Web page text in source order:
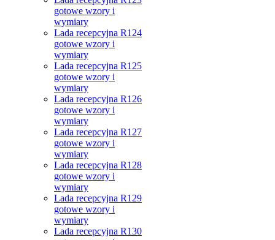
gotowe wzory i
wymiary
Lada recepcyjna R124
gotowe wzory i
wymiary
Lada recepcyjna R125
gotowe wzory i
wymiary
Lada recepcyjna R126
gotowe wzory i
wymiary
Lada recepcyjna R127
gotowe wzory i
wymiary
Lada recepcyjna R128
gotowe wzory i
wymiary
Lada recepcyjna R129
gotowe wzory i
wymiary
Lada recepcyjna R130